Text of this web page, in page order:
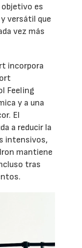
es
versátil que
vez más
incorpora
Feeling
y a una
El
a reducir la
intensivos,
mantiene
tras